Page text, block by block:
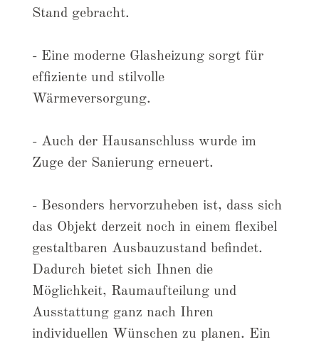
Stand gebracht.
- Eine moderne Glasheizung sorgt für
effiziente und stilvolle
Wärmeversorgung.
- Auch der Hausanschluss wurde im
Zuge der Sanierung erneuert.
- Besonders hervorzuheben ist, dass sich
das Objekt derzeit noch in einem flexibel
gestaltbaren Ausbauzustand befindet.
Dadurch bietet sich Ihnen die
Möglichkeit, Raumaufteilung und
Ausstattung ganz nach Ihren
individuellen Wünschen zu planen. Ein